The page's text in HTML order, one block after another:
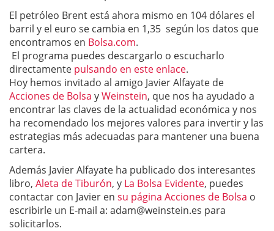
El petróleo Brent está ahora mismo en 104 dólares el
barril y el euro se cambia en 1,35 según los datos que
encontramos en Bolsa.com.
El programa puedes descargarlo o escucharlo
directamente pulsando en este enlace.
Hoy hemos invitado al amigo Javier Alfayate de
Acciones de Bolsa yWeinstein, que nos ha ayudado a
encontrar las claves de la actualidad económica y nos
ha recomendado los mejores valores para invertir y las
estrategias más adecuadas para mantener una buena
cartera.
Además Javier Alfayate ha publicado dos interesantes
libro, Aleta de Tiburón, y La Bolsa Evidente, puedes
contactar con Javier en su página Acciones de Bolsa o
escribirle un E-mail a: adam@weinstein.es para
solicitarlos.